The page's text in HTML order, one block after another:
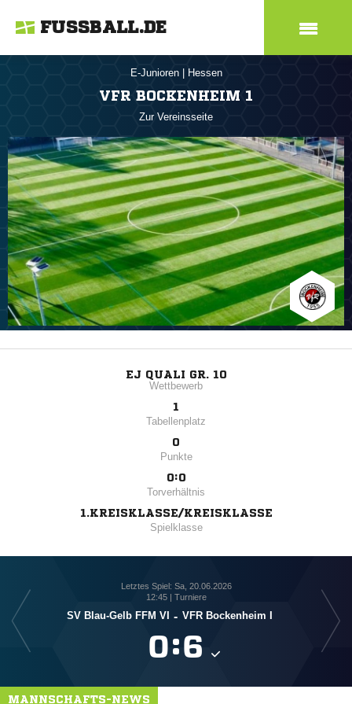
FUSSBALL.DE
E-Junioren Hessen
VFR BOCKENHEIM 1
Zur Vereinsseite
EJ QUALI GR. 10
Wettbewerb
1
Tabellenplatz
0
Punkte
0:0
Torverhältnis
1.KREISKLASSE/KREISKLASSE
Spielklasse
Letztes Spiel: Sa, 20.06.2026
12:45 | Turniere
SV Blau-Gelb FFM VI - VFR Bockenheim I
:
MANNSCHAFTS-NEWS